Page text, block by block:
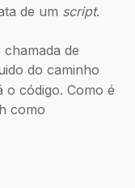
de um script.
de
do caminho
código. Como é
como